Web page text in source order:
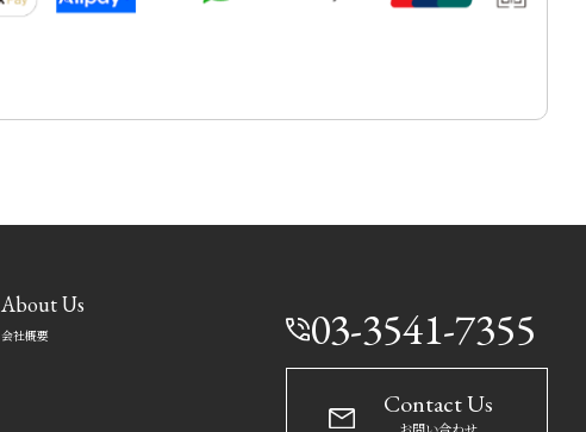
About Us
会社概要 03-3541-7355
Contact Us